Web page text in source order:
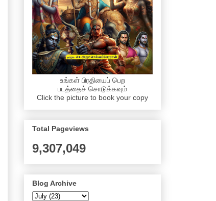
உங்கள் பிரதியைப் பெற
படத்தைச் சொடுக்கவும்
Click the picture to book your copy
Total Pageviews
9,307,049
Blog Archive